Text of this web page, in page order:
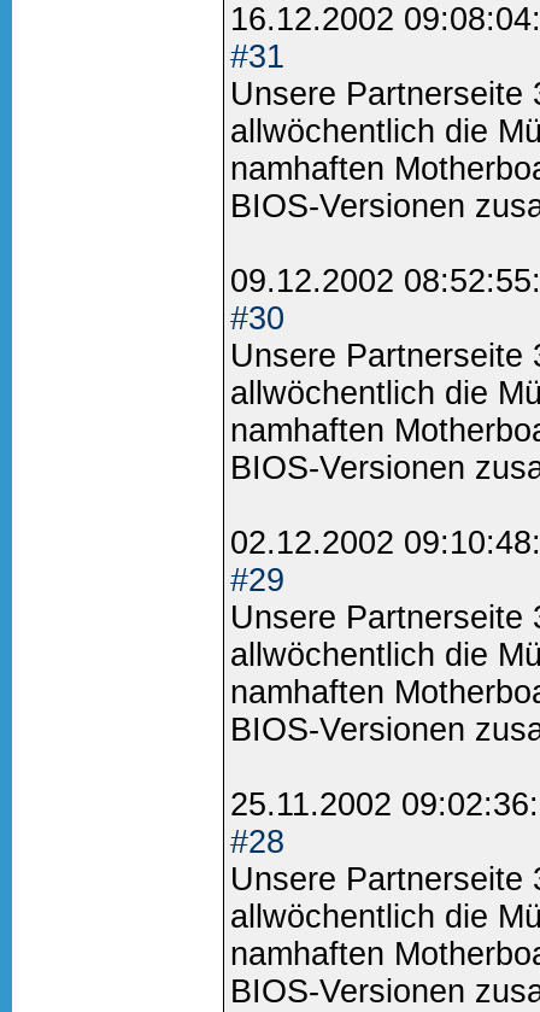
16.12.2002
#31
Unsere Partnerseite
allwöchentlich die
namhaften
BIOS-Versionen
09.12.2002
#30
Unsere Partnerseite
allwöchentlich die
namhaften
BIOS-Versionen
02.12.2002
#29
Unsere Partnerseite
allwöchentlich die
namhaften
BIOS-Versionen
25.11.2002
#28
Unsere Partnerseite
allwöchentlich die
namhaften
BIOS-Versionen